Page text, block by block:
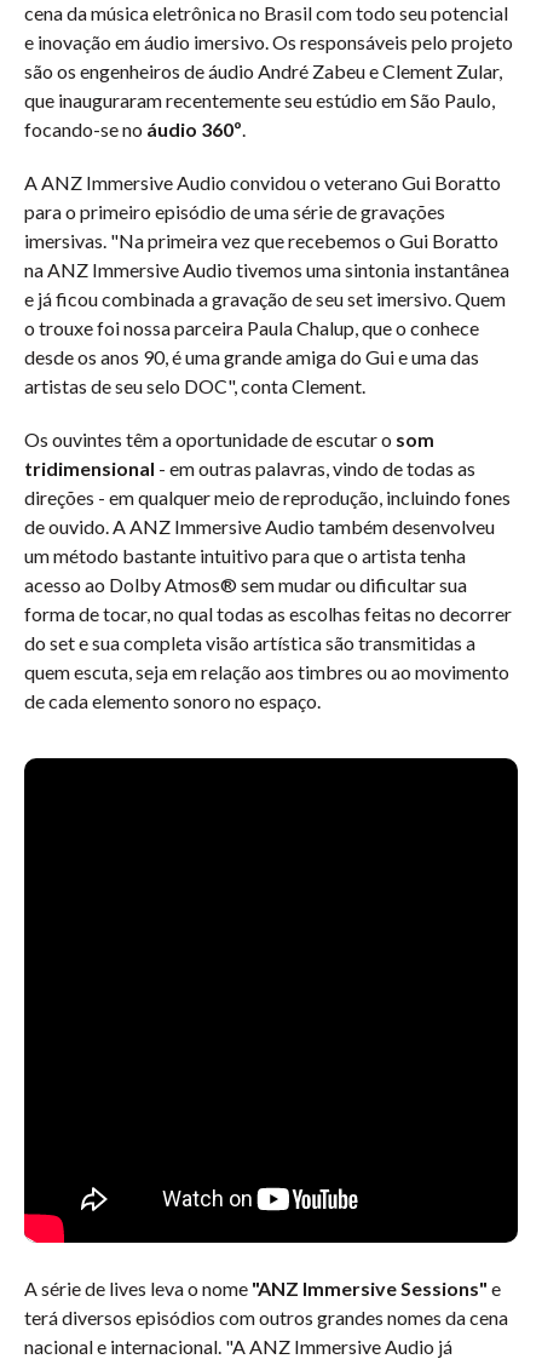
cena da música eletrônica no Brasil com todo seu potencial
e inovação em áudio imersivo. Os responsáveis pelo projeto
são os engenheiros de áudio André Zabeu e Clement Zular,
que inauguraram recentemente seu estúdio em São Paulo,
focando-se no áudio 360º.
A ANZ Immersive Audio convidou o veterano Gui Boratto
para o primeiro episódio de uma série de gravações
imersivas. "Na primeira vez que recebemos o Gui Boratto
na ANZ Immersive Audio tivemos uma sintonia instantânea
e já ficou combinada a gravação de seu set imersivo. Quem
o trouxe foi nossa parceira Paula Chalup, que o conhece
desde os anos 90, é uma grande amiga do Gui e uma das
artistas de seu selo DOC", conta Clement.
Os ouvintes têm a oportunidade de escutar o som
tridimensional - em outras palavras, vindo de todas as
direções - em qualquer meio de reprodução, incluindo fones
de ouvido. A ANZ Immersive Audio também desenvolveu
um método bastante intuitivo para que o artista tenha
acesso ao Dolby Atmos® sem mudar ou dificultar sua
forma de tocar, no qual todas as escolhas feitas no decorrer
do set e sua completa visão artística são transmitidas a
quem escuta, seja em relação aos timbres ou ao movimento
de cada elemento sonoro no espaço.
A série de lives leva o nome "ANZ Immersive Sessions" e
terá diversos episódios com outros grandes nomes da cena
nacional e internacional. "A ANZ Immersive Audio já